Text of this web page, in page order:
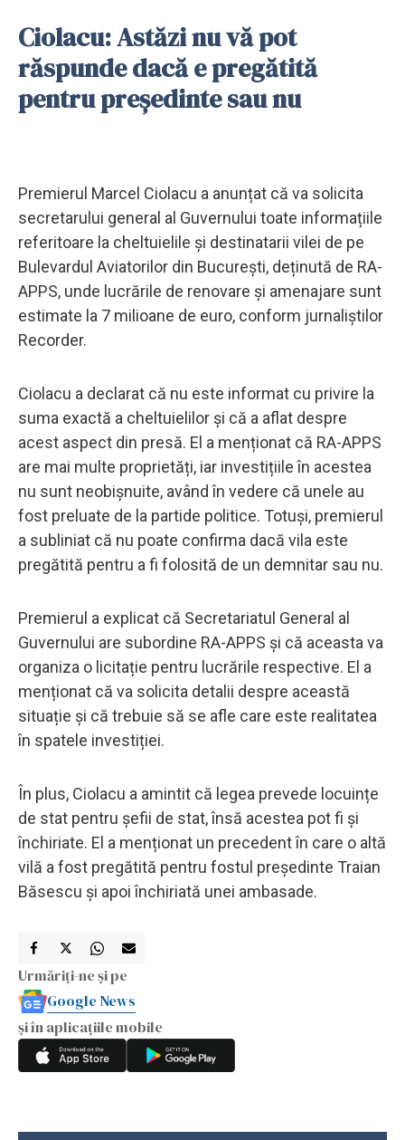
Ciolacu: Astăzi nu vă pot
răspunde dacă e pregătită
pentru președinte sau nu
Premierul Marcel Ciolacu a anunțat că va solicita
secretarului general al Guvernului toate informațiile
referitoare la cheltuielile și destinatarii vilei de pe
Bulevardul Aviatorilor din București, deținută de RA-
APPS, unde lucrările de renovare și amenajare sunt
estimate la 7 milioane de euro, conform jurnaliștilor
Recorder.
Ciolacu a declarat că nu este informat cu privire la
suma exactă a cheltuielilor și că a aflat despre
acest aspect din presă. El a menționat că RA-APPS
are mai multe proprietăți, iar investițiile în acestea
nu sunt neobișnuite, având în vedere că unele au
fost preluate de la partide politice. Totuși, premierul
a subliniat că nu poate confirma dacă vila este
pregătită pentru a fi folosită de un demnitar sau nu.
Premierul a explicat că Secretariatul General al
Guvernului are subordine RA-APPS și că aceasta va
organiza o licitație pentru lucrările respective. El a
menționat că va solicita detalii despre această
situație și că trebuie să se afle care este realitatea
în spatele investiției.
În plus, Ciolacu a amintit că legea prevede locuințe
de stat pentru șefii de stat, însă acestea pot fi și
închiriate. El a menționat un precedent în care o altă
vilă a fost pregătită pentru fostul președinte Traian
Băsescu și apoi închiriată unei ambasade.
Urmăriți-ne și pe
Google News
și în aplicațiile mobile